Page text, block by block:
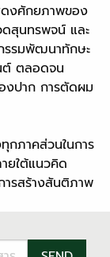
ดงศักยภาพของ
ดสุนทรพจน์ และ
รรมพัฒนาทักษะ
ต์ ตลอดจน
งปาก การตัดผม
กภาคส่วนในการ
ยใต้แนวคิด
ารสร้างสันติภาพ